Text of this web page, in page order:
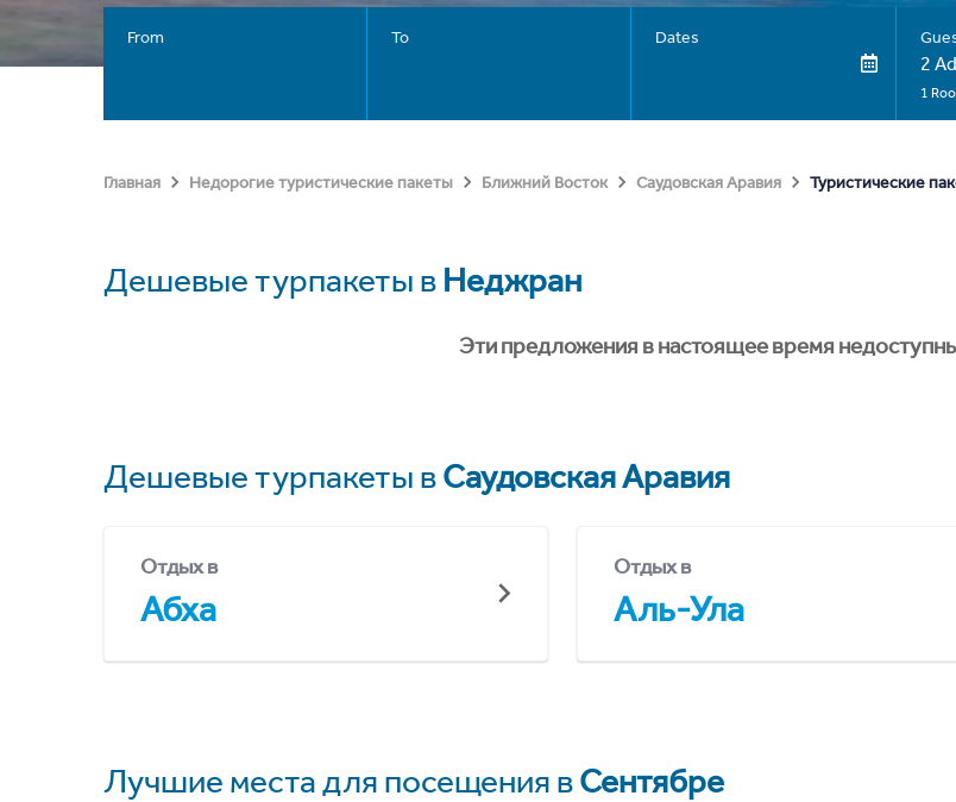
From To Dates
2
1
Главная Недорогие туристические пакеты Ближний Восток Саудовская Аравия Туристические
Дешевые турпакеты в Неджран
Эти предложения в настоящее время
Дешевые турпакеты вСаудовская Аравия
Отдых в
Абха
Отдых в
Аль-Ула
Лучшие места для посещения вСентябре